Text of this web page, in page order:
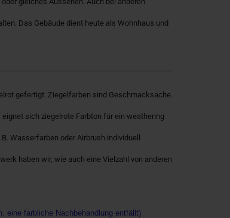
Das Gebäude dient heute als Wohnhaus und
gefertigt. Ziegelfarben sind Geschmacksache.
sich ziegelrote Farbton für ein weathering
Wasserfarben oder Airbrush individuell
haben wir, wie auch eine Vielzahl von anderen
eine farbliche Nachbehandlung entfällt)